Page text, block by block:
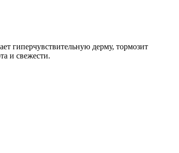
гиперчувствительную дерму, тормозит
и свежести.